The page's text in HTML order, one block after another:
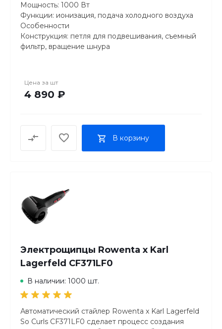
Мощность: 1000 Вт
Функции: ионизация, подача холодного воздуха
Особенности
Конструкция: петля для подвешивания, съемный
фильтр, вращение шнура
Цена за шт
4 890 ₽
В корзину
Электрощипцы Rowenta x Karl
Lagerfeld CF371LF0
В наличии: 1000 шт.
Автоматический стайлер Rowenta x Karl Lagerfeld
So Curls CF371LF0 сделает процесс создания